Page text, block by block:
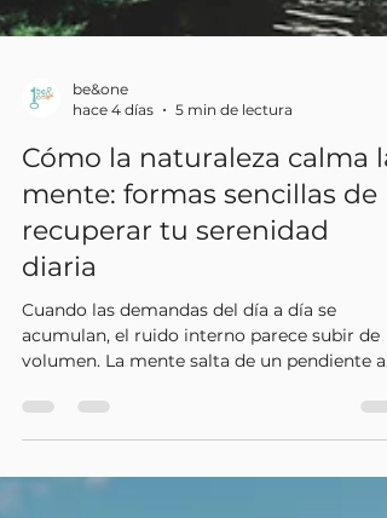
be&one
hace 4 días
5 min de lectura
Cómo la naturaleza calma la
mente: formas sencillas de
recuperar tu serenidad
diaria
Cuando las demandas del día a día se
volumen. La mente salta de un pendiente a
otro, los hombros se tensan y la sensación
momentos, mirar por la ventana, caminar